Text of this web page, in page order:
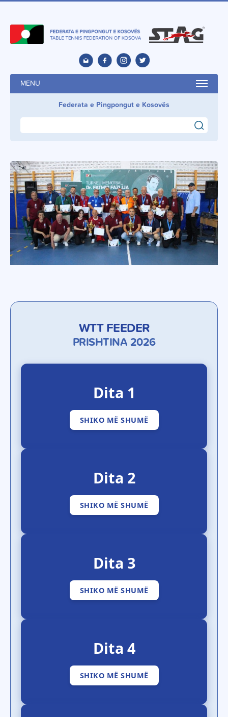
MENU
Federata e Pingpongut e Kosovës
search
WTT FEEDER
PRISHTINA 2026
Dita 1
SHIKO MË SHUMË
Dita 2
SHIKO MË SHUMË
Dita 3
SHIKO MË SHUMË
Dita 4
SHIKO MË SHUMË